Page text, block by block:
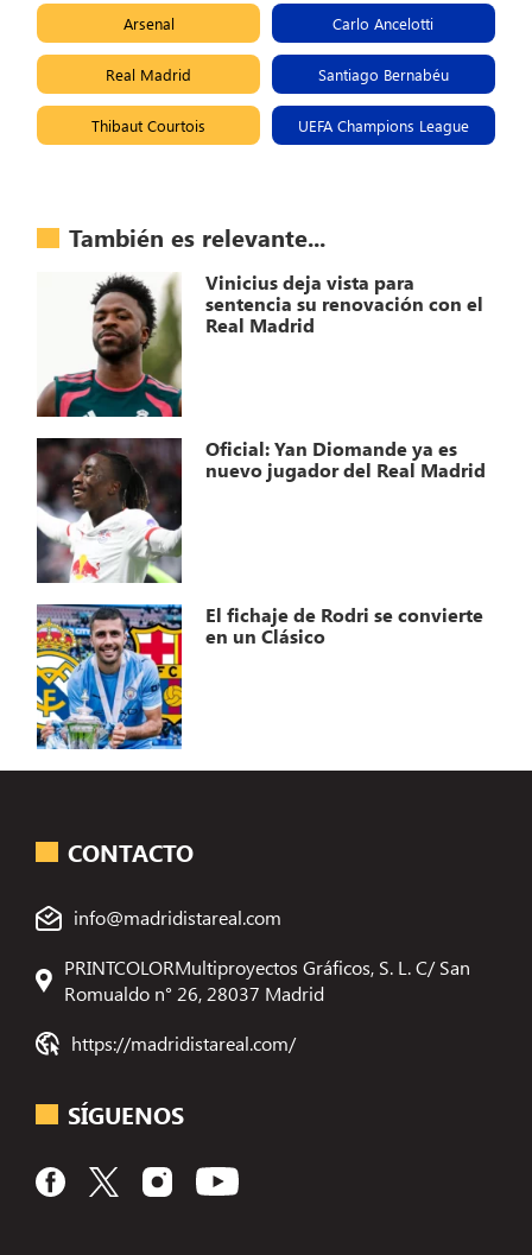
Arsenal Carlo Ancelotti
Real Madrid Santiago Bernabéu
Thibaut Courtois UEFA Champions League
También es relevante...
Vinicius deja vista para
sentencia su renovación con el
Real Madrid
Oficial: Yan Diomande ya es
nuevo jugador del Real Madrid
El fichaje de Rodri se convierte
en un Clásico
CONTACTO
info@madridistareal.com
PRINTCOLORMultiproyectos Gráficos, S. L. C/ San
Romualdo n° 26, 28037 Madrid
https://madridistareal.com/
SÍGUENOS